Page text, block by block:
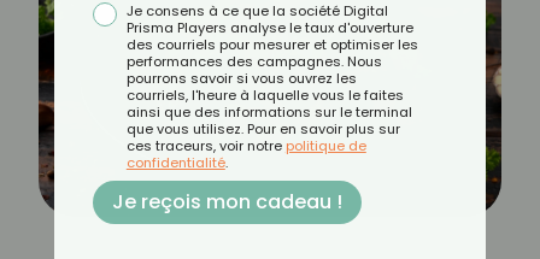
Je consens à ce que la société Digital
Prisma Players analyse le taux d'ouverture
des courriels pour mesurer et optimiser les
performances des campagnes. Nous
pourrons savoir si vous ouvrez les
courriels, l'heure à laquelle vous le faites
ainsi que des informations sur le terminal
que vous utilisez. Pour en savoir plus sur
ces traceurs, voir notre politique de
confidentialité.
Je reçois mon cadeau !